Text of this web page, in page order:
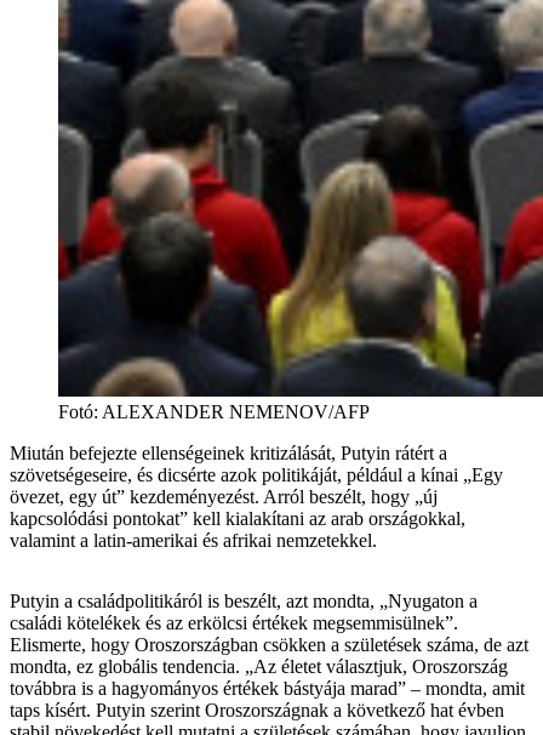
Fotó: ALEXANDER NEMENOV/AFP
Miután befejezte ellenségeinek kritizálását, Putyin rátért a
szövetségeseire, és dicsérte azok politikáját, például a kínai „Egy
övezet, egy út” kezdeményezést. Arról beszélt, hogy „új
kapcsolódási pontokat” kell kialakítani az arab országokkal,
valamint a latin-amerikai és afrikai nemzetekkel.
Putyin a családpolitikáról is beszélt, azt mondta, „Nyugaton a
családi kötelékek és az erkölcsi értékek megsemmisülnek”.
Elismerte, hogy Oroszországban csökken a születések száma, de azt
mondta, ez globális tendencia. „Az életet választjuk, Oroszország
továbbra is a hagyományos értékek bástyája marad” – mondta, amit
taps kísért. Putyin szerint Oroszországnak a következő hat évben